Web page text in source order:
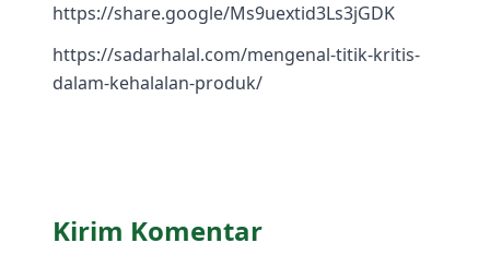
https://share.google/Ms9uextid3Ls3jGDK
https://sadarhalal.com/mengenal-titik-kritis-
dalam-kehalalan-produk/
Kirim Komentar